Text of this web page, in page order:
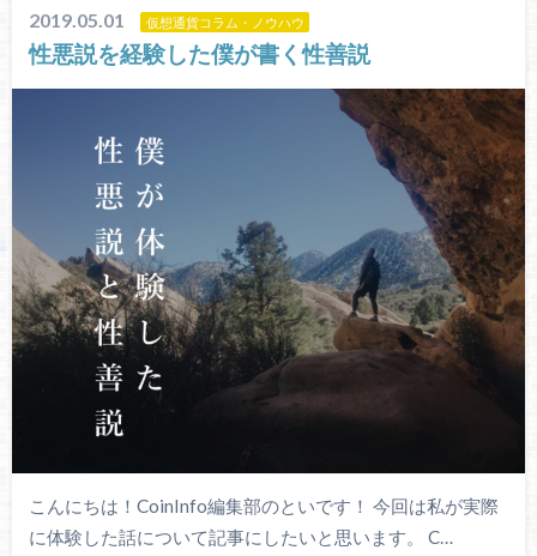
2019.05.01 仮想通貨コラム・ノウハウ
性悪説を経験した僕が書く性善説
こんにちは！CoinInfo編集部のといです！ 今回は私が実際
に体験した話について記事にしたいと思います。 C…